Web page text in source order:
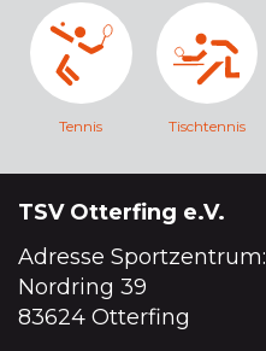
Tennis Tischtennis
TSV Otterfing e.V.
Adresse Sportzentrum:
Nordring 39
83624 Otterfing